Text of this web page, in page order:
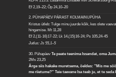
Ef 2,19–22; Õp 24,10–20
2. PÜHAPÄEV PÄRAST KOLMAINUPÜHA
Kristus ütleb: Tulge minu juurde kõik, kes olete
hingamise.Mt 11,28
Ef 2,(11-16)17-22; Lk 14,(15)16-24; Ps 105,24-45
Jutlus: Js 55,1–5
30. PühapäevTe peate teenima Issandat, oma
2Ms 23,25
Ärge siis hakake muretsema, öeldes: "Mis me
me riietume?" Teie taevane Isa teab ju, et te seda